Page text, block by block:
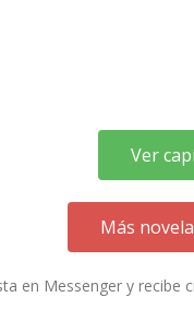
Ver
Más
en Messenger y recibe